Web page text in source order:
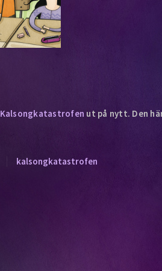
Kalsongkatastrofen ut på nytt. Den
kalsongkatastrofen